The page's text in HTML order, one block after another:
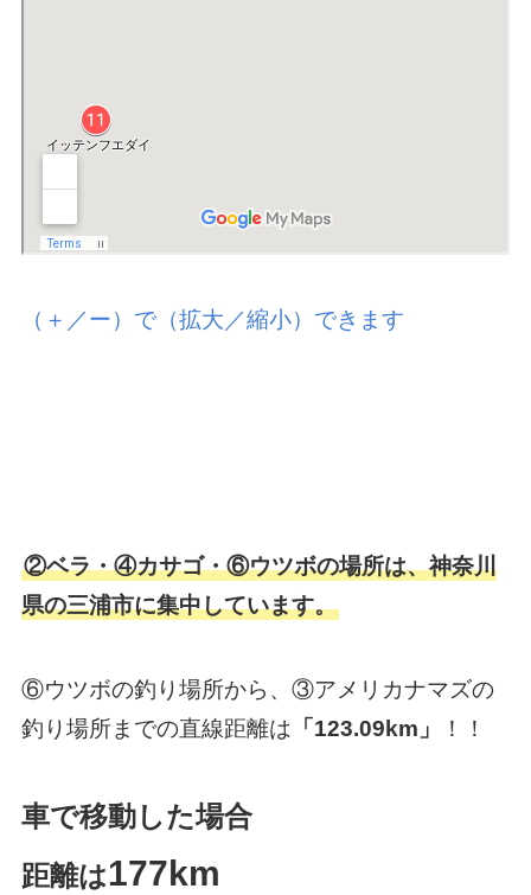
（＋／ー）で（拡大／縮小）できます
②ベラ・④カサゴ・⑥ウツボの場所は、神奈川
県の三浦市に集中しています。
⑥ウツボの釣り場所から、③アメリカナマズの
釣り場所までの直線距離は 「123.09km」 ！！
車で移動した場合
距離は177km